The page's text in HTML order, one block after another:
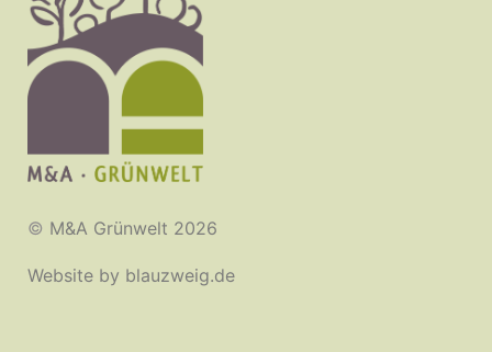
© M&A Grünwelt 2026
Website by blauzweig.de